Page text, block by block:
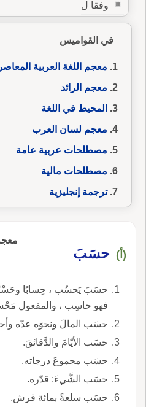
وفقا ل
في القواميس
معجم اللغة العربية
معجم الرائد
المحيط في اللغة
معجم لسان العرب
مصطلحات عربية عامة
مصطلحات مالية
ترجمة إنجليزية
(أ) حسَبَ
حسَبَ يَحسُب ، حِسابًا
فهو حاسِب ، والمفعول
حسَب المالَ ونحوَه عدّه
حسَب الأيّامَ والدَّقائقَ.
حسَب مجموعَ درجاته.
حسَب الشَّيءَ: قدّره.
حسَب سلعةً بمائة قرش.